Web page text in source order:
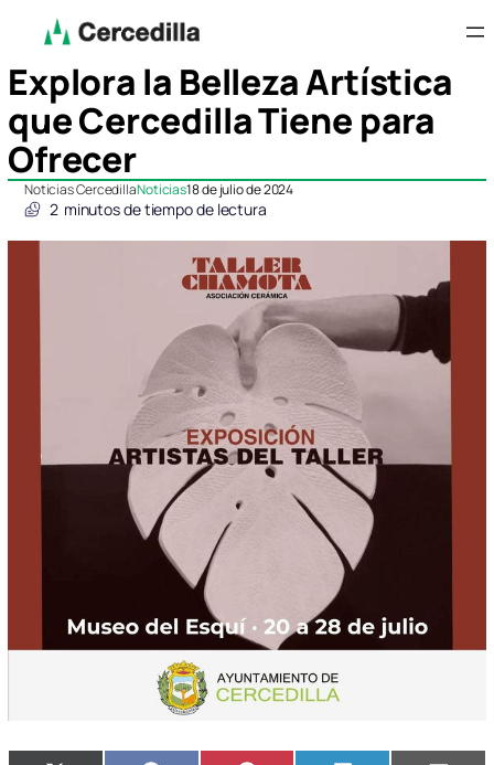
Explora la Belleza Artística
que Cercedilla Tiene para
Ofrecer
Noticias CercedillaNoticias18 de julio de 2024
2 minutos de tiempo de lectura